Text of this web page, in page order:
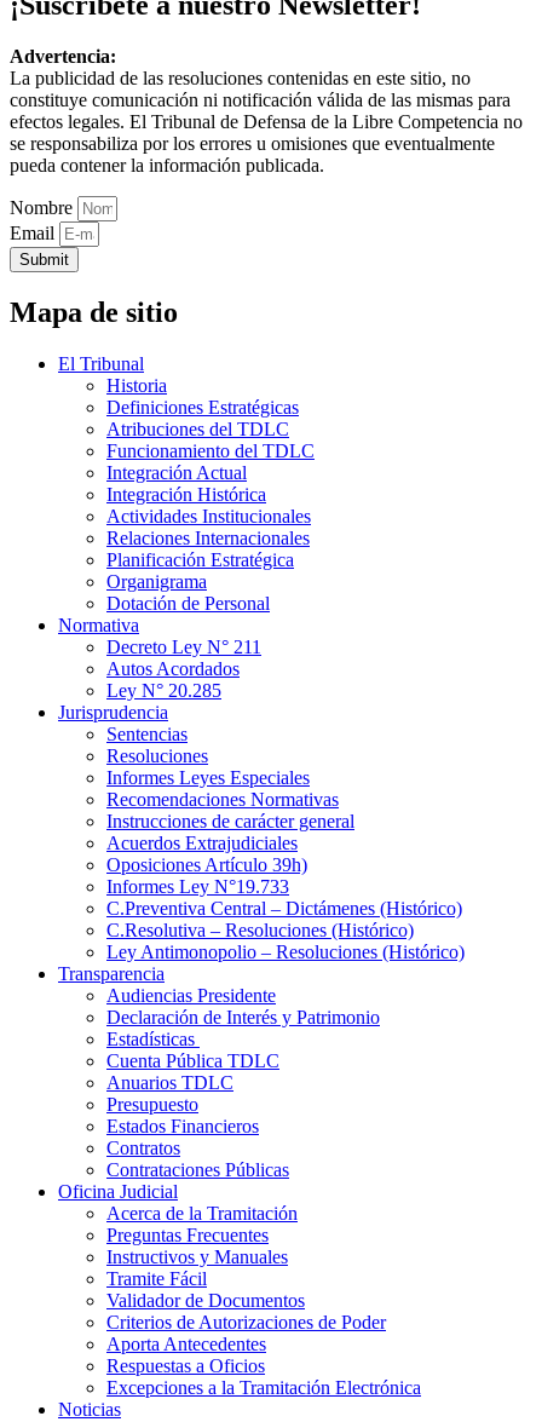
Advertencia:
La publicidad de las resoluciones contenidas en este sitio, no
constituye comunicación ni notificación válida de las mismas para
efectos legales. El Tribunal de Defensa de la Libre Competencia no
se responsabiliza por los errores u omisiones que eventualmente
pueda contener la información publicada.
Nombre
Email
Submit
Mapa de sitio
El Tribunal
Historia
Definiciones Estratégicas
Atribuciones del TDLC
Funcionamiento del TDLC
Integración Actual
Integración Histórica
Actividades Institucionales
Relaciones Internacionales
Planificación Estratégica
Organigrama
Dotación de Personal
Normativa
Decreto Ley N° 211
Autos Acordados
Ley N° 20.285
Jurisprudencia
Sentencias
Resoluciones
Informes Leyes Especiales
Recomendaciones Normativas
Instrucciones de carácter general
Acuerdos Extrajudiciales
Oposiciones Artículo 39h)
Informes Ley N°19.733
C.Preventiva Central – Dictámenes (Histórico)
C.Resolutiva – Resoluciones (Histórico)
Ley Antimonopolio – Resoluciones (Histórico)
Transparencia
Audiencias Presidente
Declaración de Interés y Patrimonio
Estadísticas
Cuenta Pública TDLC
Anuarios TDLC
Presupuesto
Estados Financieros
Contratos
Contrataciones Públicas
Oficina Judicial
Acerca de la Tramitación
Preguntas Frecuentes
Instructivos y Manuales
Tramite Fácil
Validador de Documentos
Criterios de Autorizaciones de Poder
Aporta Antecedentes
Respuestas a Oficios
Excepciones a la Tramitación Electrónica
Noticias